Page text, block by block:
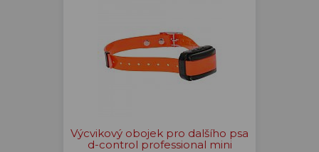
Výcvikový obojek pro dalšího psa
d-control professional mini